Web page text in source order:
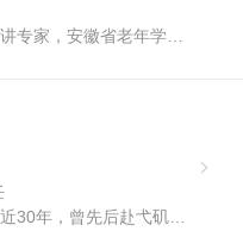
专家，安徽省老年学会
分泌代谢学医师分会委
病预防......
30年，曾先后赴弋矶山